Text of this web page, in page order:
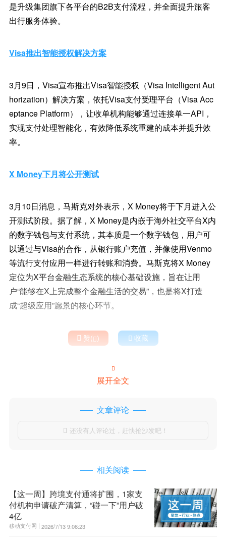
是升级集团旗下各平台的B2B支付流程，并全面提升旅客
出行服务体验。
Visa推出智能授权解决方案
3月9日，Visa宣布推出Visa智能授权（Visa Intelligent Aut
horization）解决方案，依托Visa支付受理平台（Visa Acc
eptance Platform），让收单机构能够通过连接单一API，
实现支付处理智能化，有效降低系统重建的成本并提升效
率。
X Money下月将公开测试
3月10日消息，马斯克对外表示，X Money将于下月进入公
开测试阶段。据了解，X Money是内嵌于海外社交平台X内
的数字钱包与支付系统，其本质是一个数字钱包，用户可
以通过与Visa的合作，从银行账户充值，并像使用Venmo
等流行支付应用一样进行转账和消费。马斯克将X Money
定位为X平台金融生态系统的核心基础设施，旨在让用
户“能够在X上完成整个金融生活的交易”，也是将X打造
成“超级应用”愿景的核心环节。
 赞()  收藏

展开全文
文章评论
 还没有人评论过，赶快抢沙发吧！
相关阅读
【这一周】跨境支付通将扩围，1家支
付机构申请破产清算，“碰一下”用户破
4亿
移动支付网 | 2026/7/13 9:06:23